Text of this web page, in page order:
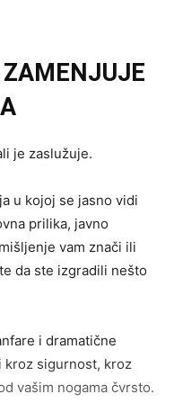
je zaslužuje.
u kojoj se jasno vidi
prilika, javno
vam znači ili
da ste izgradili nešto
i dramatične
kroz sigurnost, kroz
vašim nogama čvrsto.